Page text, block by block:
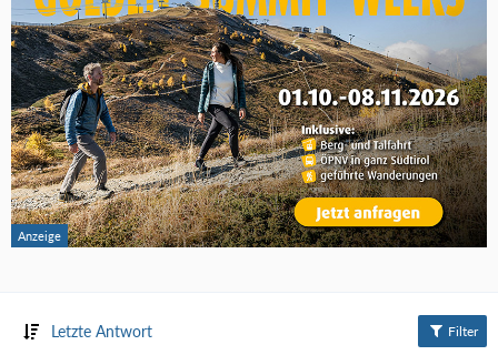
Letzte Antwort Filter